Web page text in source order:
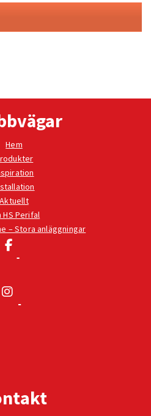
Hem
Aktuellt
HS Perifal
– Stora anläggningar